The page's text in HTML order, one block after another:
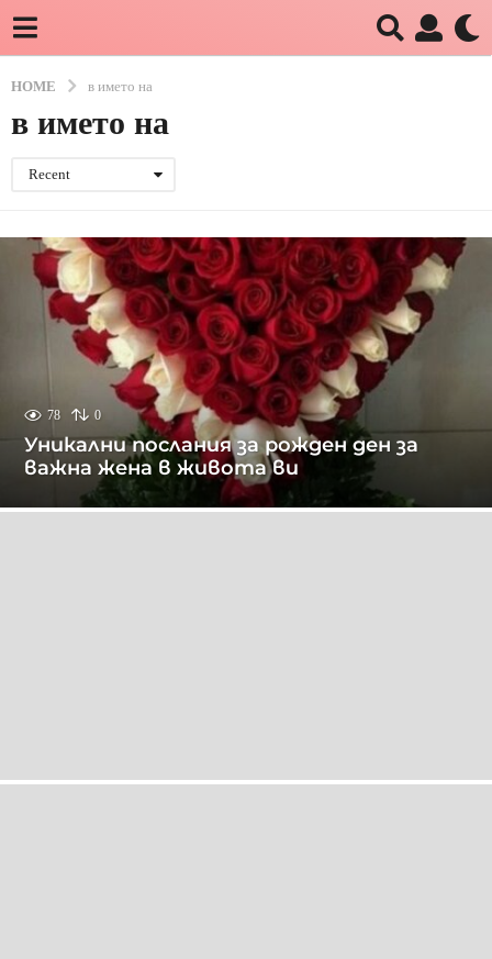
HOME в името на
в името на
Recent
78 0
Уникални послания за рожден ден за
важна жена в живота ви